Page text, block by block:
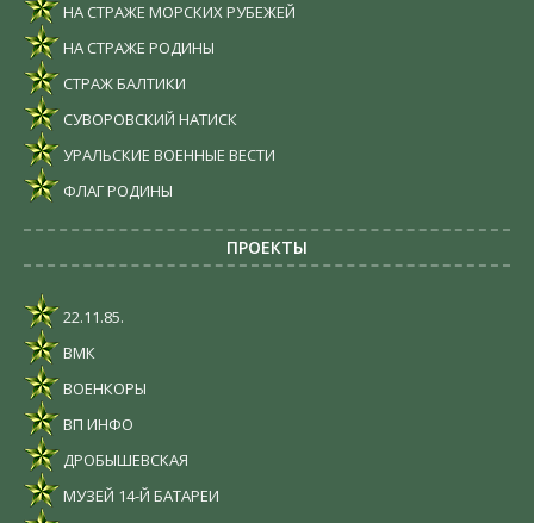
НА СТРАЖЕ МОРСКИХ РУБЕЖЕЙ
НА СТРАЖЕ РОДИНЫ
СТРАЖ БАЛТИКИ
СУВОРОВСКИЙ НАТИСК
УРАЛЬСКИЕ ВОЕННЫЕ ВЕСТИ
ФЛАГ РОДИНЫ
ПРОЕКТЫ
22.11.85.
ВМК
ВОЕНКОРЫ
ВП ИНФО
ДРОБЫШЕВСКАЯ
МУЗЕЙ 14-Й БАТАРЕИ